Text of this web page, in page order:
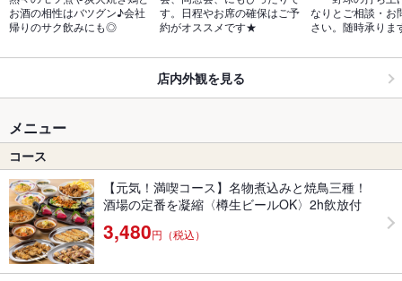
お酒の相性はバツグン♪会社
帰りのサク飲みにも◎
す。日程やお席の確保はご予
約がオススメです★
なりとご相談・お
さい。随時承
店内外観を見る
メニュー
コース
【元気！満喫コース】名物煮込みと焼鳥三種！
酒場の定番を凝縮〈樽生ビールOK〉2h飲放付
3,480円（税込）